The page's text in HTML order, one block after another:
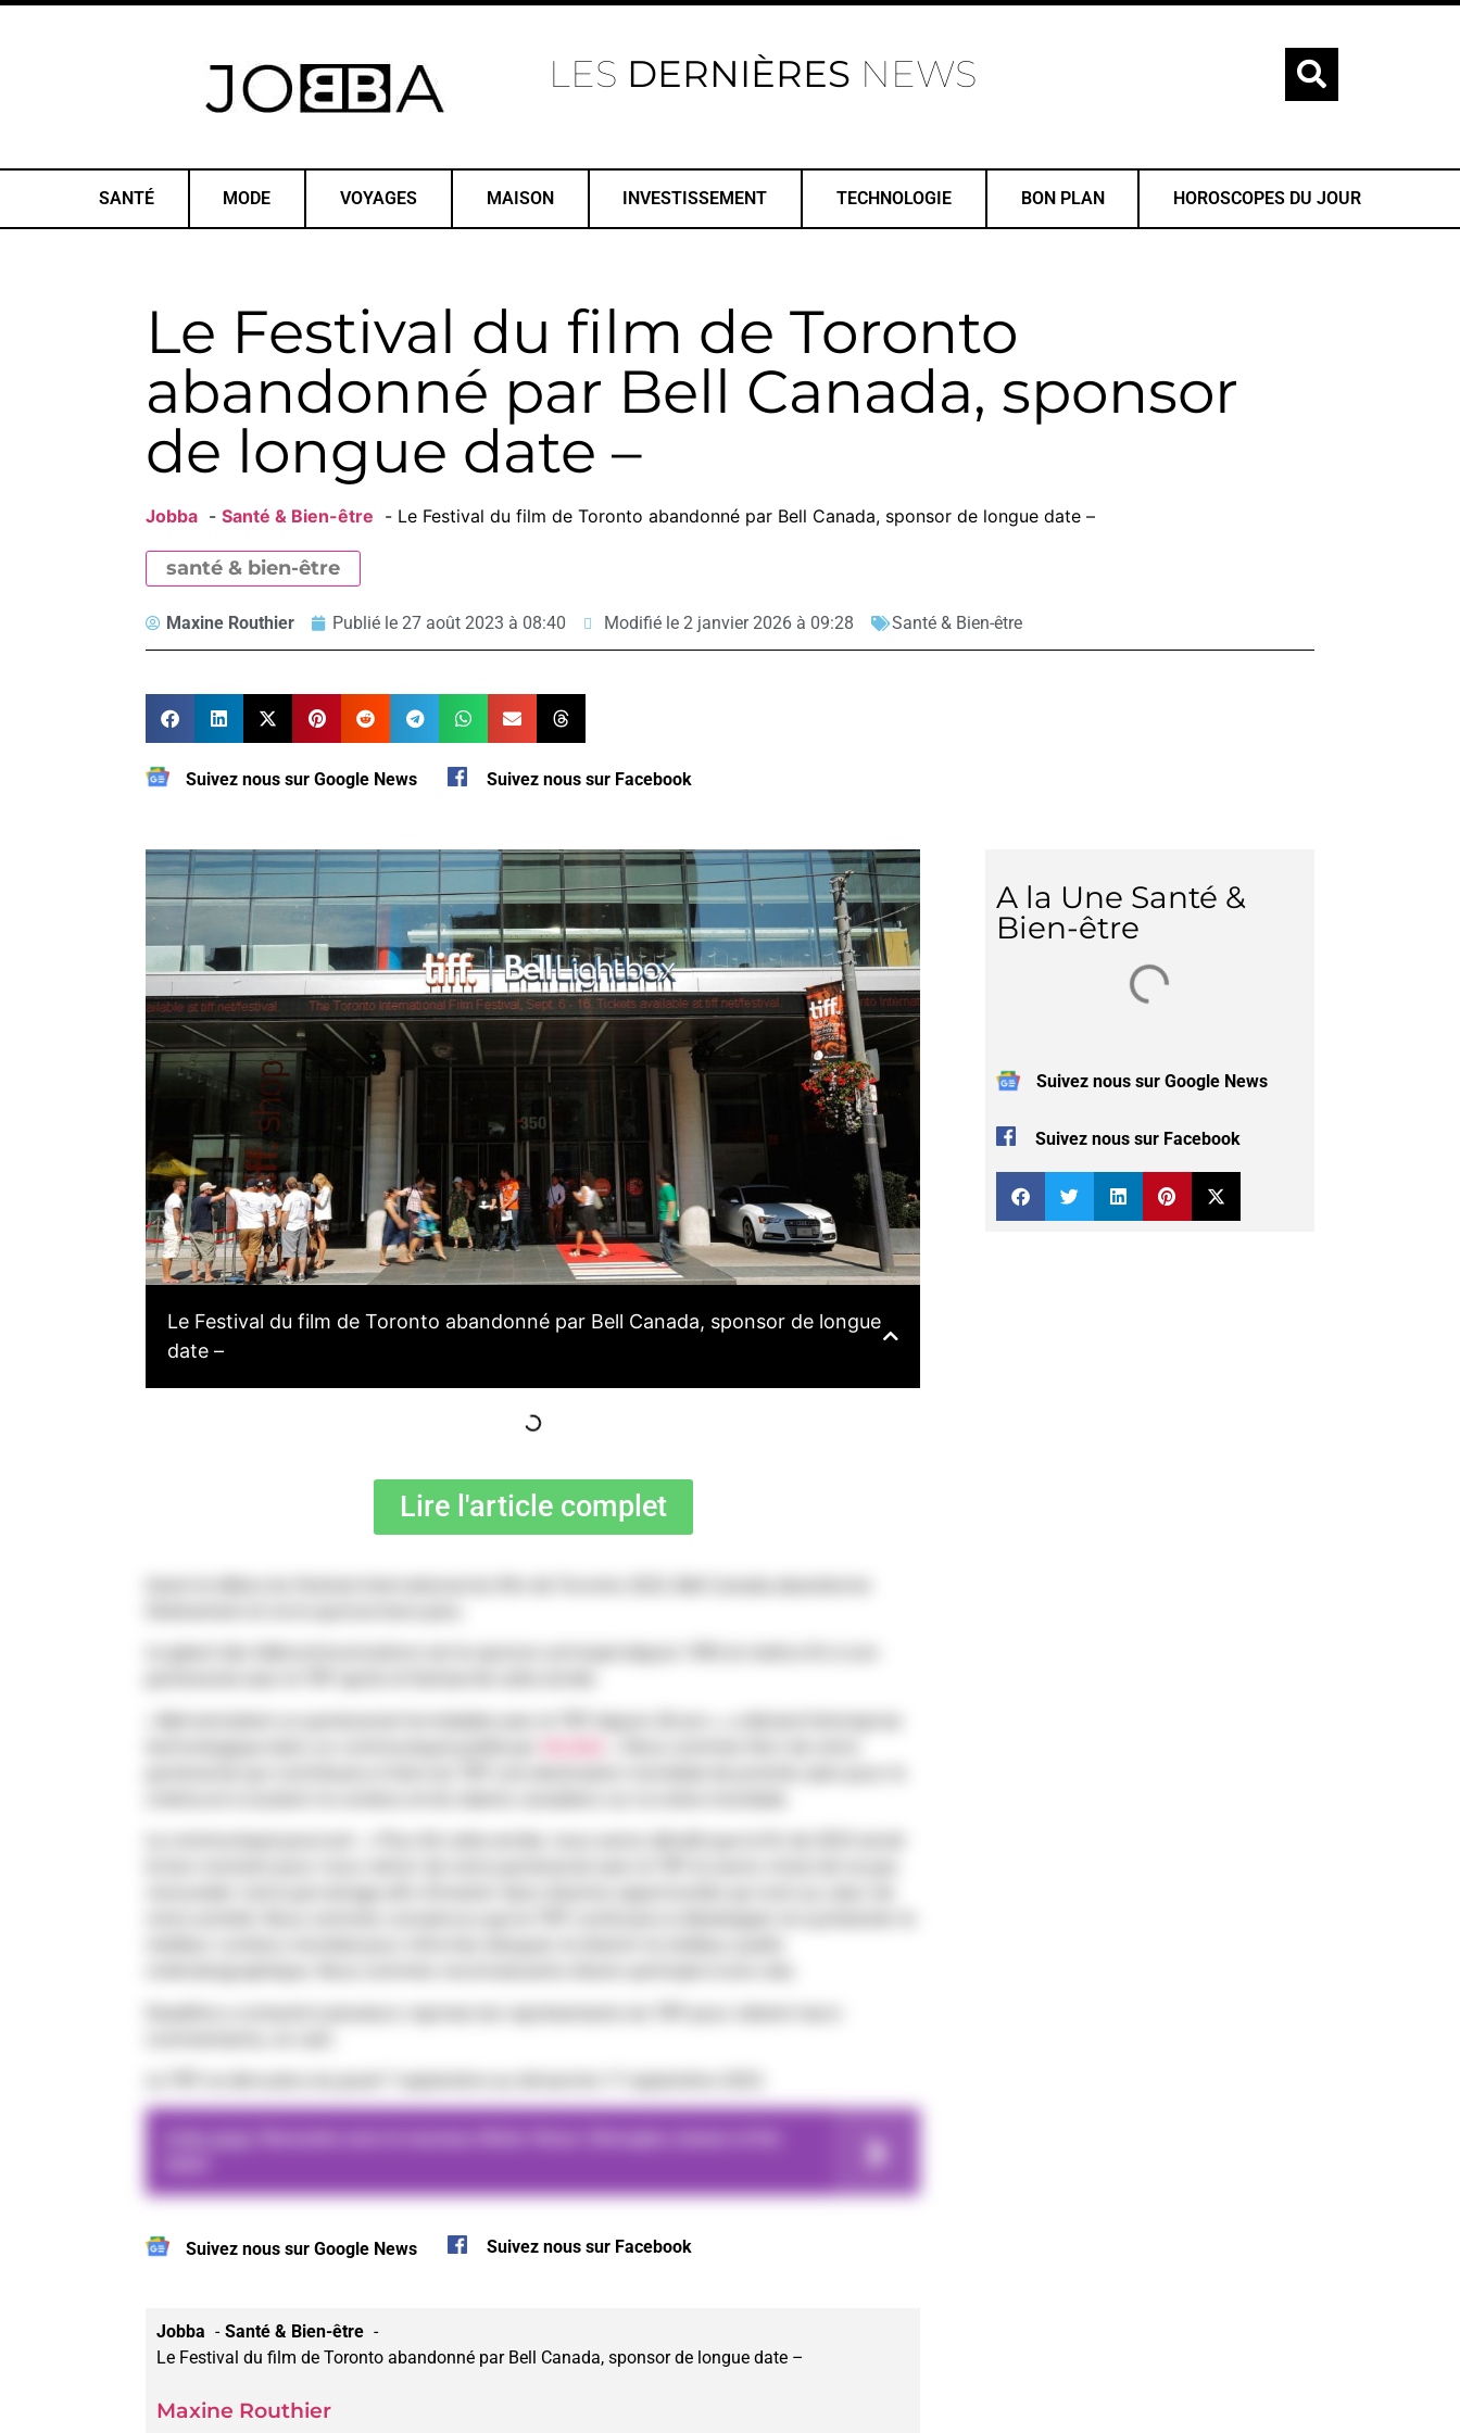
LES DERNIÈRES NEWS
SANTÉ MODE VOYAGES MAISON INVESTISSEMENT TECHNOLOGIE BON PLAN HOROSCOPES DU JOUR
Le Festival du film de Toronto
abandonné par Bell Canada, sponsor
de longue date –
Jobba Santé & Bien-être Le Festival du film de Toronto abandonné par Bell Canada, sponsor de longue date –
santé & bien-être
Maxine Routhier Publié le27 août 2023 à 08:40 Modifié le 2 janvier 2026 à 09:28 Santé & Bien-être
Suivez nous sur Google News Suivez nous sur Facebook
Le Festival du film de Toronto abandonné par Bell Canada, sponsor de longue
date –
Lire l'article complet
Suivez nous sur Google News Suivez nous sur Facebook
Jobba
Santé & Bien-être
Le Festival du film de Toronto abandonné par Bell Canada, sponsor de longue date –
Maxine Routhier
A la Une Santé &
Bien-être
Suivez nous sur Google News
Suivez nous sur Facebook